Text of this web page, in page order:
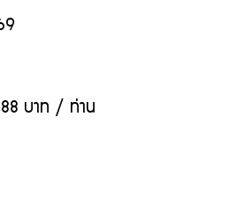
บาท / ท่าน